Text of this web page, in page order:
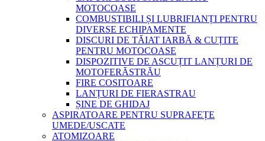
MOTOCOASE
COMBUSTIBILI ȘI LUBRIFIANȚI PENTRU
DIVERSE ECHIPAMENTE
DISCURI DE TĂIAT IARBĂ & CUȚITE
PENTRU MOTOCOASE
DISPOZITIVE DE ASCUȚIT LANȚURI DE
MOTOFERĂSTRĂU
FIRE COSITOARE
LANȚURI DE FIERASTRAU
ȘINE DE GHIDAJ
ASPIRATOARE PENTRU SUPRAFEȚE
UMEDE/USCATE
ATOMIZOARE